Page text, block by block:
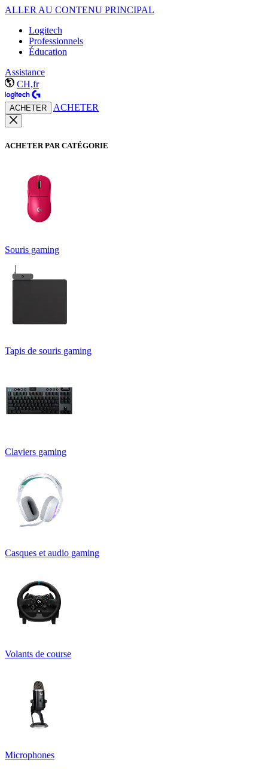
ALLER AU CONTENU PRINCIPAL
Logitech
Professionnels
Éducation
Assistance
CH,fr
ACHETER ACHETER
ACHETER PAR CATÉGORIE
Souris gaming
Tapis de souris gaming
Claviers gaming
Casques et audio gaming
Volants de course
Microphones